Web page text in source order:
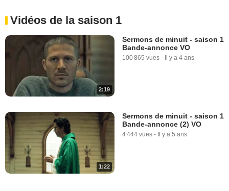
Vidéos de la saison 1
2:19
Sermons de minuit - saison 1
Bande-annonce VO
100 865 vues - Il y a 4 ans
1:22
Sermons de minuit - saison 1
Bande-annonce (2) VO
4 444 vues - Il y a 5 ans